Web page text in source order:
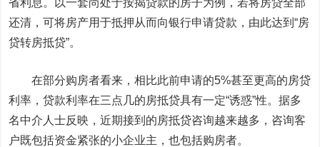
省利息。
以一套尚处于按揭贷款的房子为例，若将房贷全部
还清，可将房产用于抵押从而向银行申请贷款，由此达到“房
贷转房抵贷”。
在部分购房者看来，相比此前申请的5%甚至更高的房贷
利率，贷款利率在三点几的房抵贷具有一定“诱惑”性。据多
名中介人士反映，近期接到的房抵贷咨询越来越多，咨询客
户既包括资金紧张的小企业主，也包括购房者。